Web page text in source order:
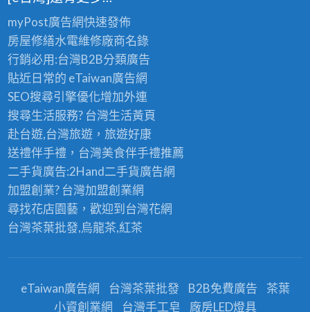
myPost廣告網快速發佈
房屋修繕水電維修廠商名錄
行銷必用:台灣B2B分類廣告
貼近日常的 eTaiwan廣告網
SEO搜尋引擎優化增加外連
搜尋生活服務? 台灣生活黃頁
赴台遊,台灣旅遊，旅遊好康
送禮伴手禮，台灣美食伴手禮推薦
二手貨廣告:2Hand二手貨廣告網
加盟創業? 台灣加盟創業網
尋找花店園藝，歡迎到台灣花網
台灣茶葉批發,烏龍茶,紅茶
eTaiwan廣告網 台灣茶葉批發 B2B免費廣告
茶葉
小資創業網
台灣手工皂 廠房LED燈具